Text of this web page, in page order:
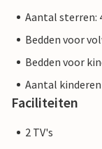
Aantal sterren:
Bedden voor
Bedden voor
Aantal
Faciliteiten
2 TV's